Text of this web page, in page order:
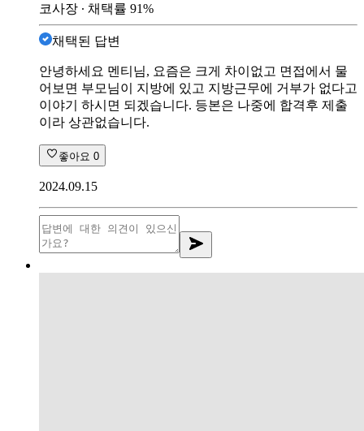
코사장 ∙ 채택률 91%
채택된 답변
안녕하세요 멘티님, 요즘은 크게 차이없고 면접에서 물
어보면 부모님이 지방에 있고 지방근무에 거부가 없다고
이야기 하시면 되겠습니다. 등본은 나중에 합격후 제출
이라 상관없습니다.
좋아요 0
2024.09.15